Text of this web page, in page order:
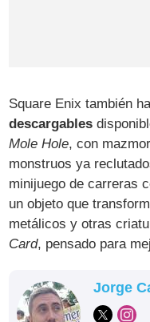
Square Enix también
descargables
Mole Hole, con
monstruos ya
minijuego de carreras
un objeto que
metálicos y otras
Card, pensado para
Jorge